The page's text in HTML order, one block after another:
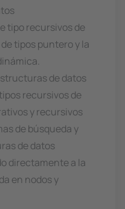
tipo recursivos de
tipos puntero y la
de datos
recursivos de
y recursivos
de búsqueda y
de datos
directamente a la
en nodos y